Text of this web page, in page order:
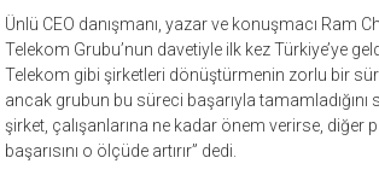
Ünlü CEO danışmanı, yazar ve konuşmacı Ram
Telekom Grubu’nun davetiyle ilk kez Türkiye’ye
Telekom gibi şirketleri dönüştürmenin zorlu bir
ancak grubun bu süreci başarıyla tamamladığını
şirket, çalışanlarına ne kadar önem verirse, diğer
başarısını o ölçüde artırır” dedi.